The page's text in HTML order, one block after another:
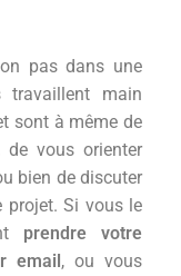
pas dans une
travaillent main
sont à même de
de vous orienter
bien de discuter
projet. Si vous le
prendre votre
email, ou vous